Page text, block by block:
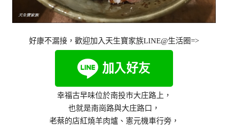
好康不漏接，歡迎加入天生寶家族LINE@生活圈=>
幸福古早味位於南投市大庄路上，
也就是南崗路與大庄路口，
老蔡的店紅燒羊肉爐、憲元機車行旁，